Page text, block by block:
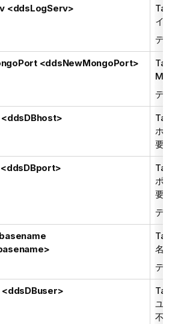
<ddsLogServ>
イネ
デフ
<ddsNewMongoPort>
デフ
ホス
要)。
ポー
要)。
デフ
名(組
デフ
ユー
不要)。